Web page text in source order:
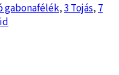
gabonafélék,3 Tojás,7